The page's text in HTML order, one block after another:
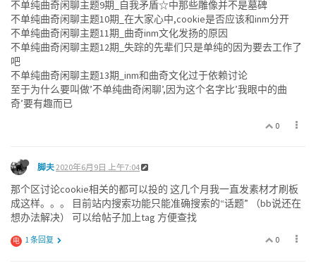
不单纯曲奇闲聊主题9期_自我矛盾☆中那些雕像并不是墓碑
不单纯曲奇闲聊主题10期_在大家心中,cookie是否应该和inm分开
不单纯曲奇闲聊主题11期_曲奇inm文化发扬的原因
不单纯曲奇闲聊主题12期_失踪的先辈们只是单纯的因为要去工作了
吧
不单纯曲奇闲聊主题13期_inm和曲奇文化过于依赖讨论
至于为什么要叫做’不单纯曲奇闲聊’,因为这个名字比’我眼中的曲
奇’要有趣而已
0
脚夫2020年6月9日 上午7:04
那个区讨论cookie相关的都可以投的 这几个月我一直发素材才刷板
成这样。。。 目前站内搜索功能只能准确搜索的“话题” （bb说还在
想办法解决） 可以给帖子加上tag 方便查找
0
电 1 条回复